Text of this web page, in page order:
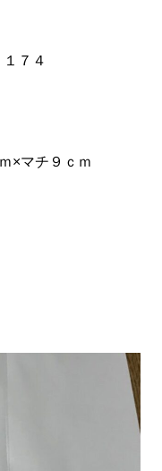
７４
×マチ９ｃｍ